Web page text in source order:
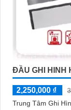
ĐẦU GHI HINH
2,250,000 ₫
Trung Tâm Ghi